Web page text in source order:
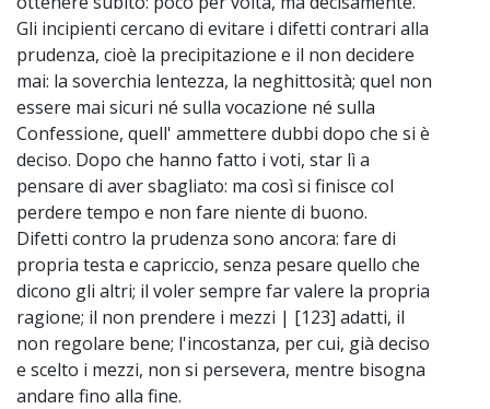
Gli incipienti cercano di evitare i difetti contrari alla
prudenza, cioè la precipitazione e il non decidere
mai: la soverchia lentezza, la neghittosità; quel non
essere mai sicuri né sulla vocazione né sulla
Confessione, quell' ammettere dubbi dopo che si è
deciso. Dopo che hanno fatto i voti, star lì a
pensare di aver sbagliato: ma così si finisce col
perdere tempo e non fare niente di buono.
Difetti contro la prudenza sono ancora: fare di
propria testa e capriccio, senza pesare quello che
dicono gli altri; il voler sempre far valere la propria
ragione; il non prendere i mezzi | [123] adatti, il
non regolare bene; l'incostanza, per cui, già deciso
e scelto i mezzi, non si persevera, mentre bisogna
andare fino alla fine.